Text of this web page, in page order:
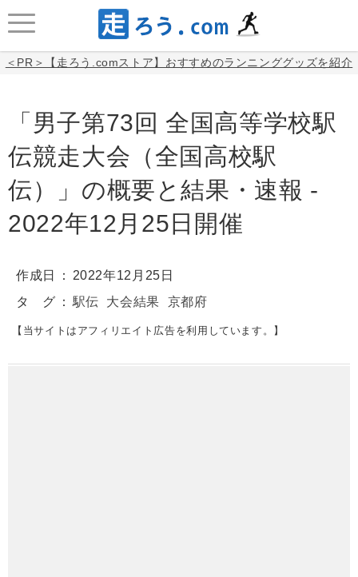
＜PR＞【走ろう.comストア】おすすめのランニンググッズを紹介
「男子第73回 全国高等学校駅
伝競走大会（全国高校駅
伝）」の概要と結果・速報 -
2022年12月25日開催
作成日
2022年12月25日
タ グ
駅伝 大会結果 京都府
【当サイトはアフィリエイト広告を利用しています。】